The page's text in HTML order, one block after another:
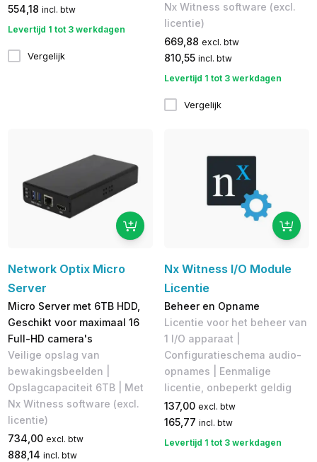
554,18 incl. btw
Levertijd 1 tot 3 werkdagen
Vergelijk
Nx Witness software (excl.
licentie)
669,88 excl. btw
810,55 incl. btw
Levertijd 1 tot 3 werkdagen
Vergelijk
Network Optix Micro
Server
Micro Server met 6TB HDD,
Geschikt voor maximaal 16
Full-HD camera's
Veilige opslag van
bewakingsbeelden |
Opslagcapaciteit 6TB | Met
Nx Witness software (excl.
licentie)
734,00 excl. btw
888,14 incl. btw
Nx Witness I/O Module
Licentie
Beheer en Opname
Licentie voor het beheer van
1 I/O apparaat |
Configuratieschema audio-
opnames | Eenmalige
licentie, onbeperkt geldig
137,00 excl. btw
165,77 incl. btw
Levertijd 1 tot 3 werkdagen